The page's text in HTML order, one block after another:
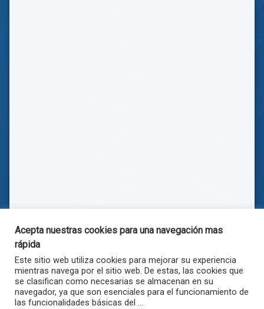
Acepta nuestras cookies para una navegación mas
rápida
Este sitio web utiliza cookies para mejorar su experiencia
mientras navega por el sitio web. De estas, las cookies que
se clasifican como necesarias se almacenan en su
navegador, ya que son esenciales para el funcionamiento de
las funcionalidades básicas del ...